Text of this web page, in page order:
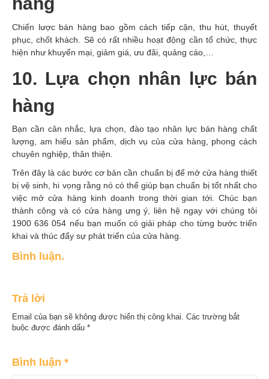
Chiến lược bán hàng bao gồm cách tiếp cận, thu hút, thuyết
phục, chốt khách. Sẽ có rất nhiều hoạt động cần tổ chức, thực
hiện như khuyến mại, giảm giá, ưu đãi, quảng cáo,…
10. Lựa chọn nhân lực bán
hàng
Bạn cần cân nhắc, lựa chọn, đào tạo nhân lực bán hàng chất
lượng, am hiểu sản phẩm, dịch vụ của cửa hàng, phong cách
chuyên nghiệp, thân thiện.
Trên đây là các bước cơ bản cần chuẩn bị để mở cửa hàng thiết
bị vệ sinh, hi vọng rằng nó có thể giúp bạn chuẩn bị tốt nhất cho
việc mở cửa hàng kinh doanh trong thời gian tới. Chúc bạn
thành công và có cửa hàng ưng ý, liên hệ ngay với chúng tôi
1900 636 054 nếu bạn muốn có giải pháp cho từng bước triển
khai và thúc đẩy sự phát triển của cửa hàng.
Bình luận.
Trả lời
Email của bạn sẽ không được hiển thị công khai.
Các trường bắt
buộc được đánh dấu *
Bình luận *